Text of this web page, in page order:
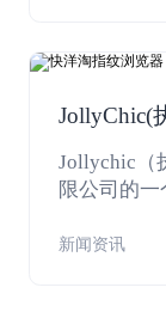
准，查验所
品，同时亦
符合官方
区环境。
JollyChic(
Jollychic（
限公司的
APP，其范
新闻资讯